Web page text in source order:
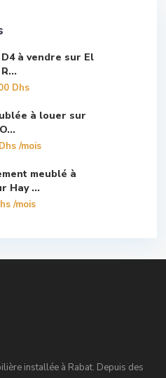
à vendre sur El
Dhs
à louer sur
/mois
meublé à
Hay ...
/mois
installée à Rabat. Depuis des